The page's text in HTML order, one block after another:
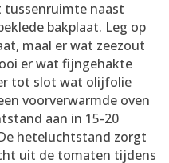
tussenruimte naast
bakplaat. Leg op
maal er wat zeezout
er wat fijngehakte
tot slot wat olijfolie
voorverwarmde oven
aan in 15-20
heteluchtstand zorgt
uit de tomaten tijdens